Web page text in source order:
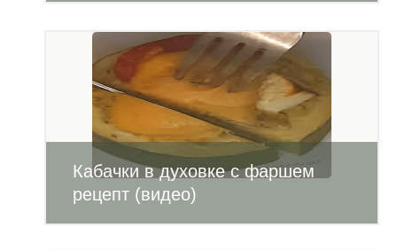
Кабачки в духовке с фаршем
рецепт (видео)